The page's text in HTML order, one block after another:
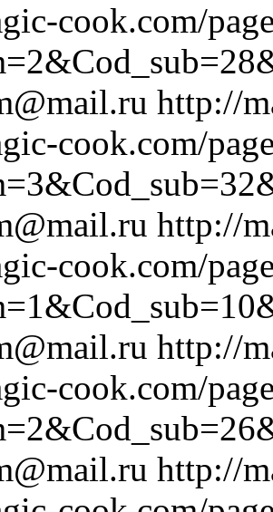
cook.com/
http://
cook.com/
http://
cook.com/
http://
cook.com/
http://